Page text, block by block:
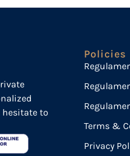
hesitate to
Policies
Terms &
Privacy